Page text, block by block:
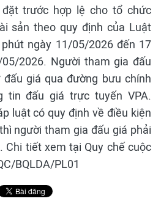
trước hợp lệ cho tổ chức
sản theo quy định của Luật
ngày 11/05/2026 đến 17
2026. Người tham gia đấu
giá qua đường bưu chính
tin đấu giá trực tuyến VPA.
luật có quy định về điều kiện
người tham gia đấu giá phải
Chi tiết xem tại Quy chế cuộc
BQLDA/PL01